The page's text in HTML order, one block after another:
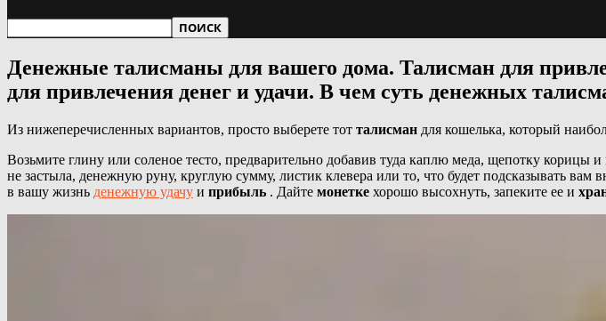
Денежные талисманы для вашего дома. Талисман для
для привлечения денег и удачи. В чем суть денежных
Из нижеперечисленных вариантов, просто выберете тот талисман для кошелька, который
Возьмите глину или соленое тесто, предварительно добавив туда каплю меда, щепотку корицы
не застыла, денежную руну, круглую сумму, листик клевера или то, что будет подсказывать
в вашу жизнь денежную удачу и прибыль . Дайте монетке хорошо высохнуть, запеките ее и